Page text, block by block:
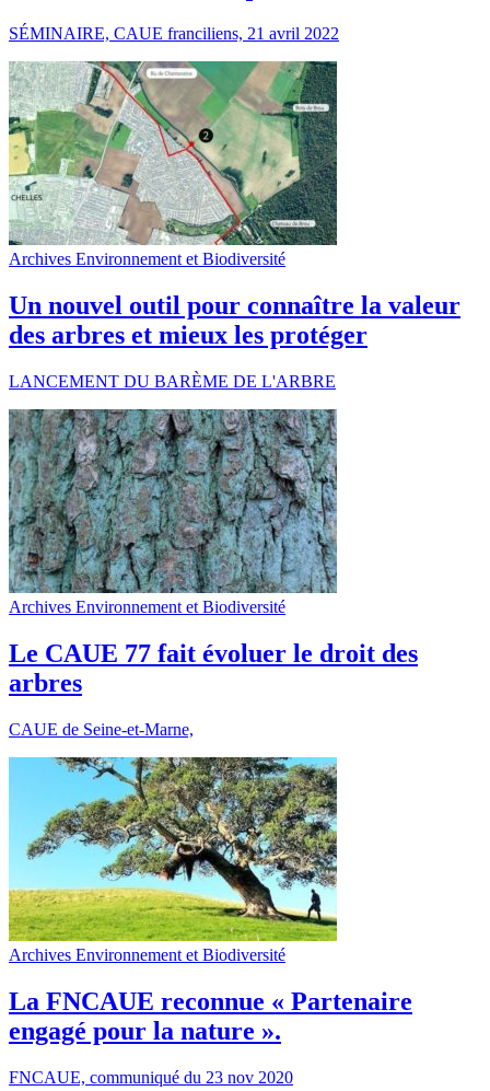
SÉMINAIRE, CAUE franciliens, 21 avril 2022
Archives Environnement et Biodiversité
Un nouvel outil pour connaître la valeur
des arbres et mieux les protéger
LANCEMENT DU BARÈME DE L'ARBRE
Archives Environnement et Biodiversité
Le CAUE 77 fait évoluer le droit des
arbres
CAUE de Seine-et-Marne,
Archives Environnement et Biodiversité
La FNCAUE reconnue « Partenaire
engagé pour la nature ».
FNCAUE, communiqué du 23 nov 2020